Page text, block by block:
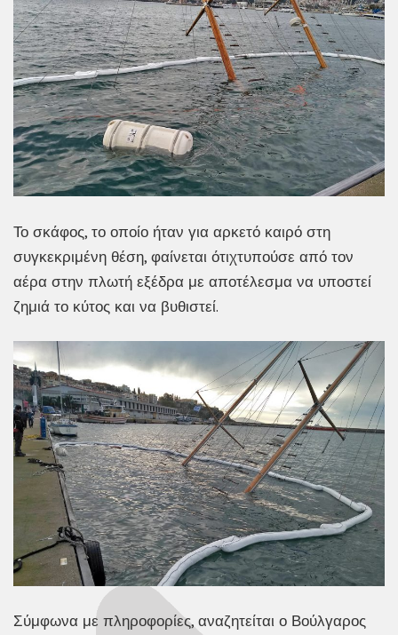
Το σκάφος, το οποίο ήταν για αρκετό καιρό στη
συγκεκριμένη θέση, φαίνεται ότιχτυπούσε από τον
αέρα στην πλωτή εξέδρα με αποτέλεσμα να υποστεί
ζημιά το κύτος και να βυθιστεί.
Σύμφωνα με πληροφορίες, αναζητείται ο Βούλγαρος